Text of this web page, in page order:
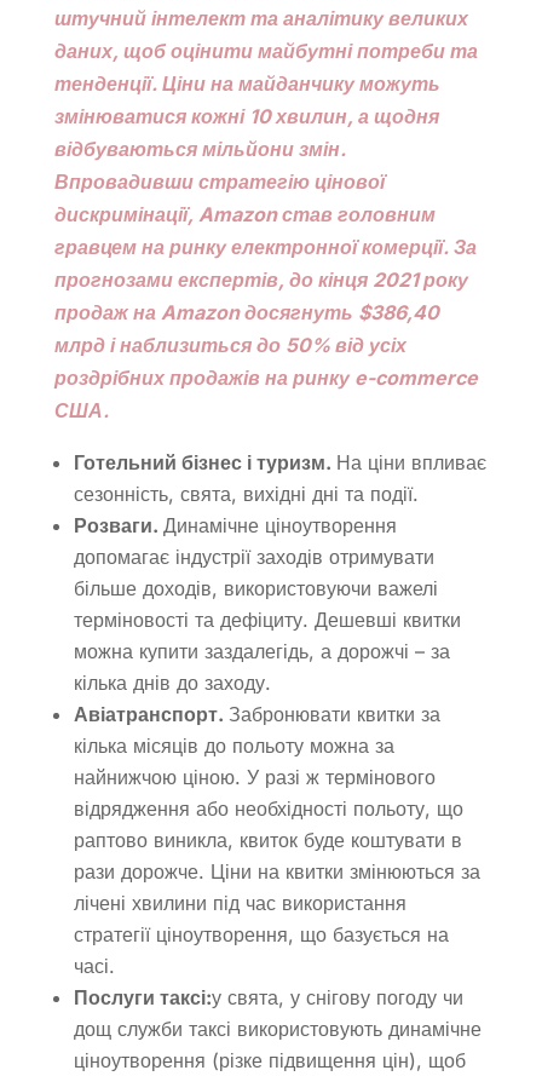
штучний інтелект та аналітику великих
даних, щоб оцінити майбутні потреби та
тенденції. Ціни на майданчику можуть
змінюватися кожні 10 хвилин, а щодня
відбуваються мільйони змін.
Впровадивши стратегію цінової
дискримінації, Amazon став головним
гравцем на ринку електронної комерції. За
прогнозами експертів, до кінця 2021 року
продаж на Amazon досягнуть $386,40
млрд і наблизиться до 50% від усіх
роздрібних продажів на ринку e-commerce
США.
Готельний бізнес і туризм. На ціни впливає
сезонність, свята, вихідні дні та події.
Розваги. Динамічне ціноутворення
допомагає індустрії заходів отримувати
більше доходів, використовуючи важелі
терміновості та дефіциту. Дешевші квитки
можна купити заздалегідь, а дорожчі – за
кілька днів до заходу.
Авіатранспорт. Забронювати квитки за
кілька місяців до польоту можна за
найнижчою ціною. У разі ж термінового
відрядження або необхідності польоту, що
раптово виникла, квиток буде коштувати в
рази дорожче. Ціни на квитки змінюються за
лічені хвилини під час використання
стратегії ціноутворення, що базується на
часі.
Послуги таксі:у свята, у снігову погоду чи
дощ служби таксі використовують динамічне
ціноутворення (різке підвищення цін), щоб